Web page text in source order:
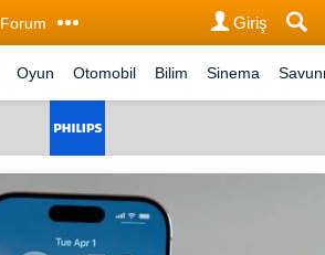
Forum Giriş
Oyun Otomobil Bilim Sinema